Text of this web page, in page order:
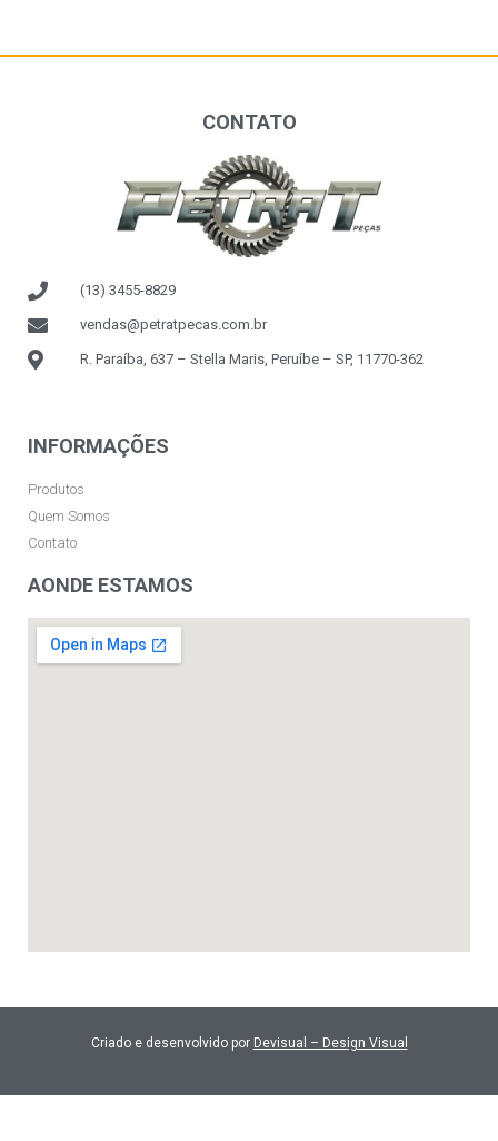
CONTATO
(13) 3455-8829
vendas@petratpecas.com.br
R. Paraíba, 637 – Stella Maris, Peruíbe – SP, 11770-362
INFORMAÇÕES
Produtos
Quem Somos
Contato
AONDE ESTAMOS
Criado e desenvolvido por Devisual – Design Visual